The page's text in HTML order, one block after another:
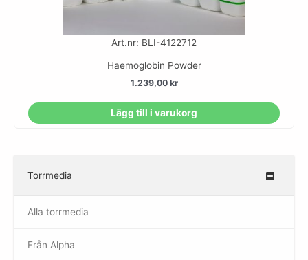
Art.nr: BLI-4122712
Haemoglobin Powder
1.239,00 kr
Lägg till i varukorg
Torrmedia
–
Alla torrmedia
Från Alpha
–